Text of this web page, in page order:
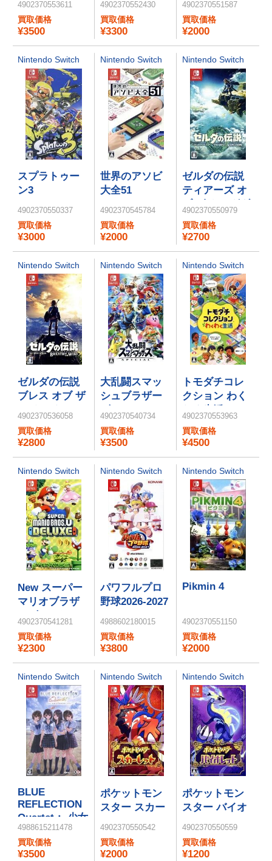
マリオギャラ
クシー 2
4902370553611
買取価格
¥3500
4902370552430
買取価格
¥3300
4902370551587
買取価格
¥2000
Nintendo Switch
スプラトゥー
ン3
4902370550337
買取価格
¥3000
Nintendo Switch
世界のアソビ
大全51
4902370545784
買取価格
¥2000
Nintendo Switch
ゼルダの伝説
ティアーズ オ
ブ ザ キングダ
ム
4902370550979
買取価格
¥2700
Nintendo Switch
ゼルダの伝説
ブレス オブ ザ
ワイルド
4902370536058
買取価格
¥2800
Nintendo Switch
大乱闘スマッ
シュブラザー
ズ SPECIAL
4902370540734
買取価格
¥3500
Nintendo Switch
トモダチコレ
クション わく
わく生活
4902370553963
買取価格
¥4500
Nintendo Switch
New スーパー
マリオブラザ
ーズ U デラッ
クス
4902370541281
買取価格
¥2300
Nintendo Switch
パワフルプロ
野球2026-2027
4988602180015
買取価格
¥3800
Nintendo Switch
Pikmin 4
4902370551150
買取価格
¥2000
Nintendo Switch
BLUE
REFLECTION
Quartet： 少女
たちのキセキ
（通常版）
4988615211478
買取価格
¥3500
Nintendo Switch
ポケットモン
スター スカー
レット
4902370550542
買取価格
¥2000
Nintendo Switch
ポケットモン
スター バイオ
レット
4902370550559
買取価格
¥1200